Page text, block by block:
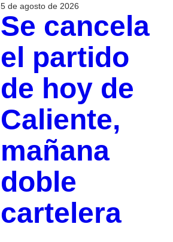
5 de agosto de 2026
Se cancela
el partido
de hoy de
Caliente,
mañana
doble
cartelera